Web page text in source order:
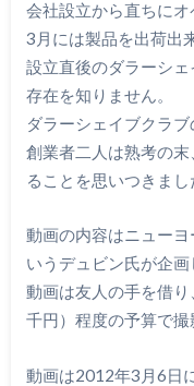
会社設立から直ちに
3月には製品を出荷出
設立直後のダラーシ
存在を知りません。
ダラーシェイブクラブ
創業者二人は熟考の
ることを思いつきまし
動画の内容はニュー
いうデュビン氏が企画
動画は友人の手を借
千円）程度の予算で撮
動画は2012年3月6日